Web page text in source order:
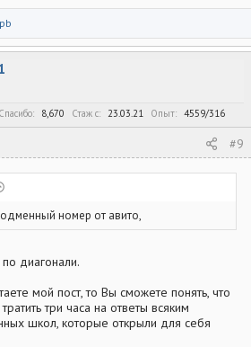
Спасибо 8,670 Стаж c 23.03.21 Опыт 4559/316
#9
номер от авито,
диагонали.
мой пост, то Вы сможете понять, что
три часа на ответы всяким
школ, которые открыли для себя